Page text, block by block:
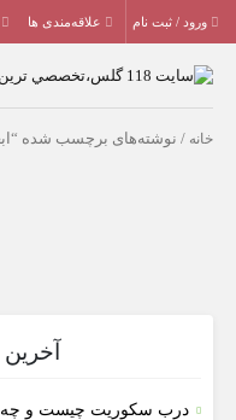
ورود / ثبت نام علاقه‌مندی ها
خانه/ نوشته‌های برچسب شده
آخرین
درب سکوریت چیست و چه